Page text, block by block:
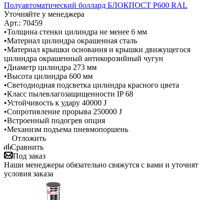
Полуавтоматический боллард БЛОКПОСТ P600 RAL
Уточняйте у менеджера
Арт.: 70459
•Толщина стенки цилиндра не менее 6 мм
•Материал цилиндра окрашенная сталь
•Материал крышки основания и крышки движущегося
цилиндра окрашенный антикорозийный чугун
•Диаметр цилиндра 273 мм
•Высота цилиндра 600 мм
•Светодиодная подсветка цилиндра красного цвета
•Класс пылевлагозащищенности IP 68
•Устойчивость к удару 40000 J
•Сопротивление прорыва 250000 J
•Встроенный подогрев опция
•Механизм подъема пневмопоршень
Отложить
Сравнить
Под заказ
Наши менеджеры обязательно свяжутся с вами и уточнят
условия заказа